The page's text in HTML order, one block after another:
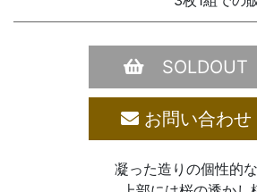
お問い合わ
凝った造りの個性的